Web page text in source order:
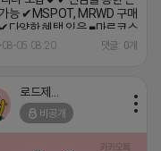
능 ✔MSPOT, MRWD 구매
다양한 혜택 있음 ■마르코스
■ 블로그
marcospot.com ■마르
세미나 초대장■
invitation.bizforms.co.kr/
지점♣ ☎ 010-8648-1691
05 08:20 댓글: 0개
비공개